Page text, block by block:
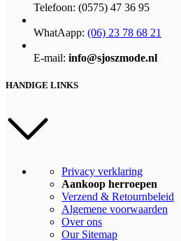
Telefoon: (0575) 47 36 95
WhatAapp: (06) 23 78 68 21
E-mail: info@sjoszmode.nl
HANDIGE LINKS
Privacy verklaring
Aankoop herroepen
Verzend & Retournbeleid
Algemene voorwaarden
Over ons
Our Sitemap